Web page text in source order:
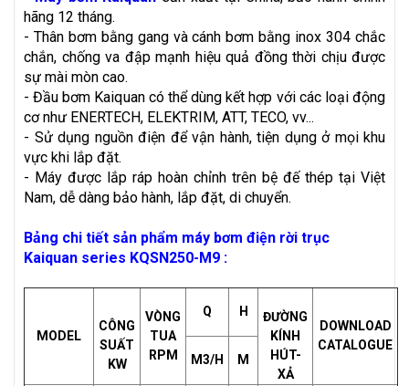
hãng 12 tháng.
- Thân bơm bằng gang và cánh bơm bằng inox 304 chắc
chắn, chống va đập mạnh hiệu quả đồng thời chịu được
sự mài mòn cao.
- Đầu bơm Kaiquan có thể dùng kết hợp với các loại động
cơ như ENERTECH, ELEKTRIM, ATT, TECO, vv...
- Sử dụng nguồn điện để vận hành, tiện dụng ở mọi khu
vực khi lắp đặt.
- Máy được lắp ráp hoàn chỉnh trên bệ đế thép tại Việt
Nam, dễ dàng bảo hành, lắp đặt, di chuyển.
Bảng chi tiết sản phẩm máy bơm điện rời trục
Kaiquan series KQSN250-M9 :
MODEL
CÔNG
SUẤT
KW
VÒNG
TUA
RPM
Q H
ĐƯỜNG
KÍNH
HÚT-
XẢ
DOWNLOAD
CATALOGUE
M3/H
M